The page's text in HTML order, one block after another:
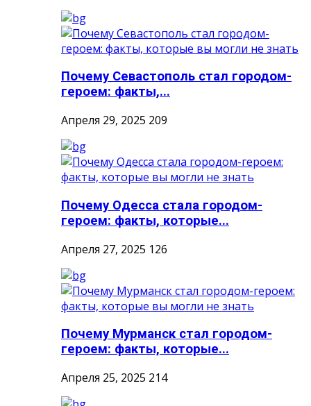
Почему Севастополь стал городом-
героем: факты,...
Апреля 29, 2025 209
Почему Одесса стала городом-
героем: факты, которые...
Апреля 27, 2025 126
Почему Мурманск стал городом-
героем: факты, которые...
Апреля 25, 2025 214